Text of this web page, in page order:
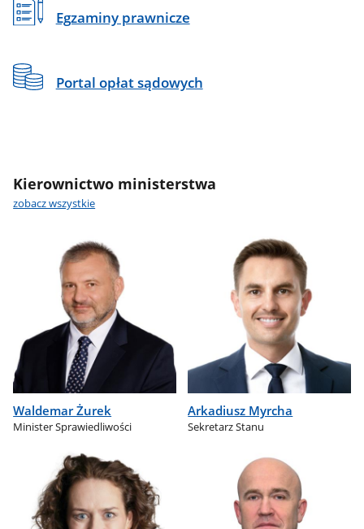
Egzaminy prawnicze
Portal opłat sądowych
Kierownictwo ministerstwa
zobacz wszystkie
Waldemar Żurek
Minister Sprawiedliwości
Arkadiusz Myrcha
Sekretarz Stanu